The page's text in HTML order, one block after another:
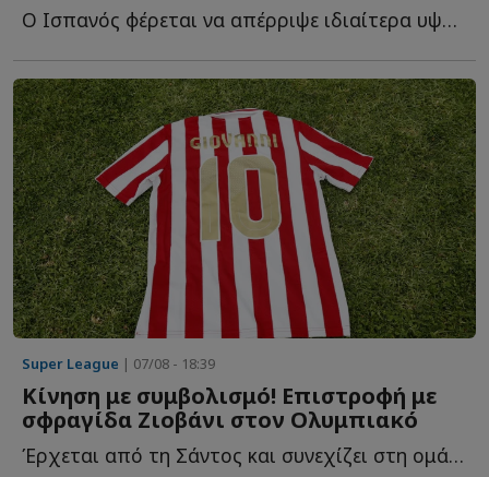
Ο Ισπανός φέρεται να απέρριψε ιδιαίτερα υψηλή οικονομική π...
Super League | 07/08 - 18:39
Κίνηση με συμβολισμό! Επιστροφή με
σφραγίδα Ζιοβάνι στον Ολυμπιακό
Έρχεται από τη Σάντος και συνεχίζει στη ομάδα του Πειραιά μ...